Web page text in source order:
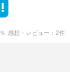
％ 感想・レビュー 2件